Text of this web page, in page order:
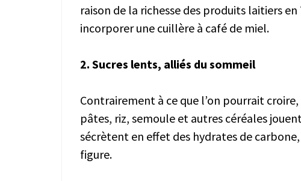
raison de la richesse des produits laitiers
incorporer une cuillère à café de miel.
2. Sucres lents, alliés du sommeil
Contrairement à ce que l’on pourrait
pâtes, riz, semoule et autres céréales
sécrètent en effet des hydrates de
figure.